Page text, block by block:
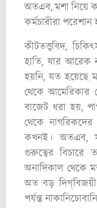
অতএব, মশা নিয়ে
কর্মচারীরা
কীটতত্ত্ববিদ,
হাতি, যার আরেক
হয়নি, যত হয়েছে
থেকে আমেরিকার
বাজেট ধরা হয়,
থেকে
কখনই। অতএব,
গুরুত্বের বিচারে
অনাদিকাল থেকে
অত বড় দিগ্‌বিজয়ী
পর্যন্ত